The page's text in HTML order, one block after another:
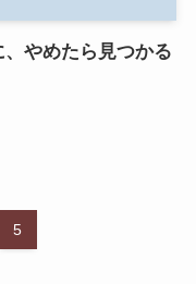
やめたら見つかる
5